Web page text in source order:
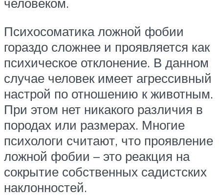
человеком.
Психосоматика ложной фобии
гораздо сложнее и проявляется как
психическое отклонение. В данном
случае человек имеет агрессивный
настрой по отношению к животным.
При этом нет никакого различия в
породах или размерах. Многие
психологи считают, что проявление
ложной фобии – это реакция на
сокрытие собственных садистских
наклонностей.